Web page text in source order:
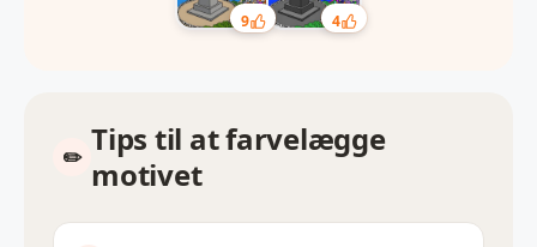
9 4
Tips til at farvelægge
motivet